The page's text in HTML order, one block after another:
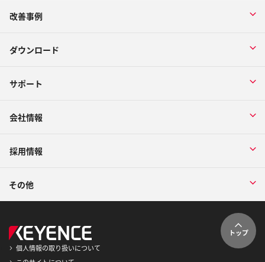
改善事例
ダウンロード
サポート
会社情報
採用情報
その他
トップ
個人情報の取り扱いについて